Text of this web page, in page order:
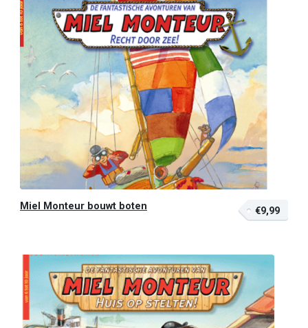
Miel Monteur bouwt boten €9,99